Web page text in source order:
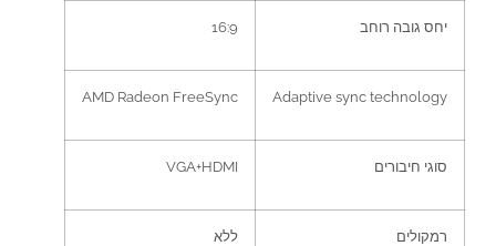
יחס גובה רוחב 16:9
Adaptive sync technology
AMD Radeon FreeSync
סוגי חיבורים VGA+HDMI
רמקולים ללא